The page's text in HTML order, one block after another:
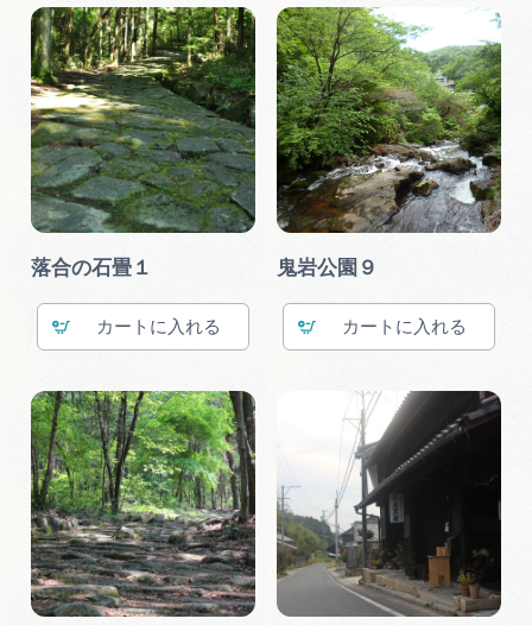
落合の石畳１
カート
鬼岩公園９
カート